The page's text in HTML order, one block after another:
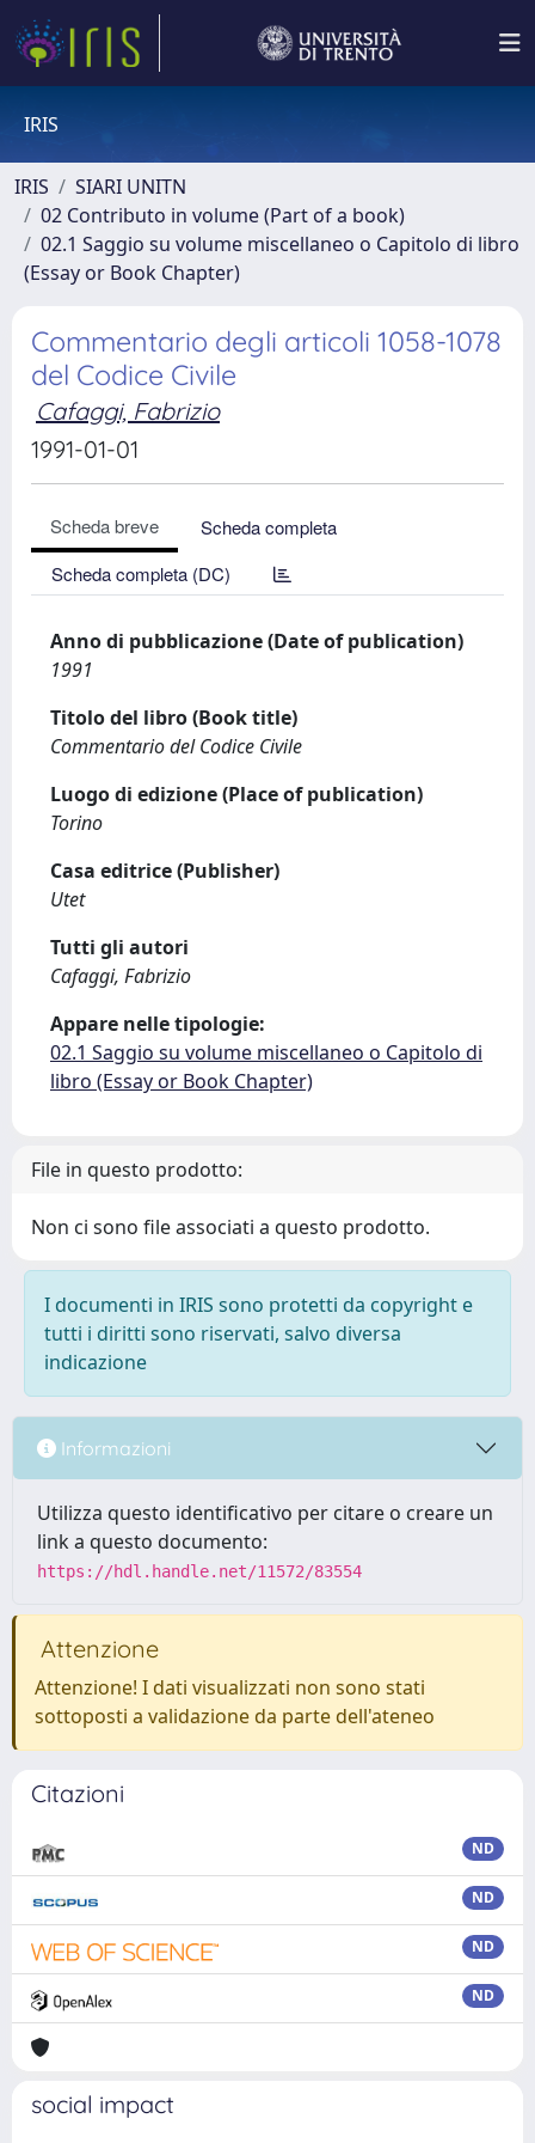
IRIS
IRIS
SIARI UNITN
02 Contributo in volume (Part of a book)
02.1 Saggio su volume miscellaneo o Capitolo di libro
(Essay or Book Chapter)
Commentario degli articoli 1058-1078
del Codice Civile
Cafaggi, Fabrizio
1991-01-01
Scheda breve
Scheda completa
Scheda completa (DC)
Anno di pubblicazione (Date of publication)
1991
Titolo del libro (Book title)
Commentario del Codice Civile
Luogo di edizione (Place of publication)
Torino
Casa editrice (Publisher)
Utet
Tutti gli autori
Cafaggi, Fabrizio
Appare nelle tipologie:
02.1 Saggio su volume miscellaneo o Capitolo di
libro (Essay or Book Chapter)
File in questo prodotto:
Non ci sono file associati a questo prodotto.
I documenti in IRIS sono protetti da copyright e
tutti i diritti sono riservati, salvo diversa
indicazione
Informazioni
Utilizza questo identificativo per citare o creare un
link a questo documento:
https://hdl.handle.net/11572/83554
Attenzione
Attenzione! I dati visualizzati non sono stati
sottoposti a validazione da parte dell'ateneo
Citazioni
ND
ND
ND
ND
social impact